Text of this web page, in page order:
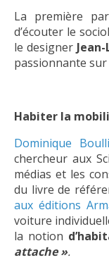
La première
d’écouter le
le designer
passionnante sur
Habiter la
Dominique
chercheur aux
médias et les
du livre de
aux éditions
voiture
la notion
attache ».